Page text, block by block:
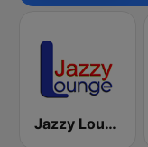
Jazzy Lounge radio